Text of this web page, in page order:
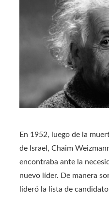
En 1952, luego de la
de Israel, Chaim
encontraba ante la
nuevo líder. De manera
lideró la lista de